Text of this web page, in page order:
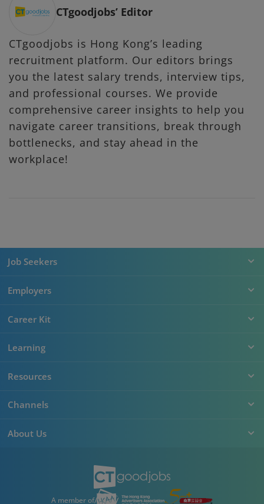
CTgoodjobs’ Editor
CTgoodjobs is Hong Kong’s leading
recruitment platform. Our editors brings
you the latest salary trends, interview tips,
and professional courses. We provide
comprehensive career insights to help you
navigate career transitions, break through
bottlenecks, and stay ahead in the
workplace!
Job Seekers
Employers
Career Kit
Learning
Resources
Channels
About Us
A member of